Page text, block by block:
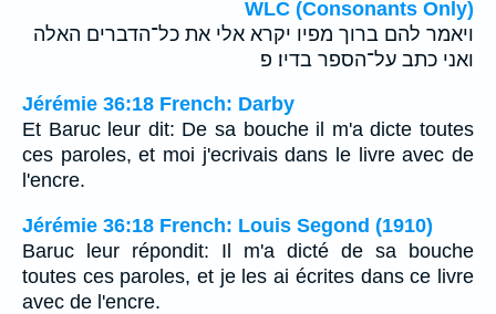
WLC (Consonants Only)
ויאמר להם ברוך מפיו יקרא אלי את כל־הדברים האלה
ואני כתב על־הספר בדיו׃ פ
Jérémie 36:18 French: Darby
Et Baruc leur dit: De sa bouche il m'a dicte toutes
ces paroles, et moi j'ecrivais dans le livre avec de
l'encre.
Jérémie 36:18 French: Louis Segond (1910)
Baruc leur répondit: Il m'a dicté de sa bouche
toutes ces paroles, et je les ai écrites dans ce livre
avec de l'encre.